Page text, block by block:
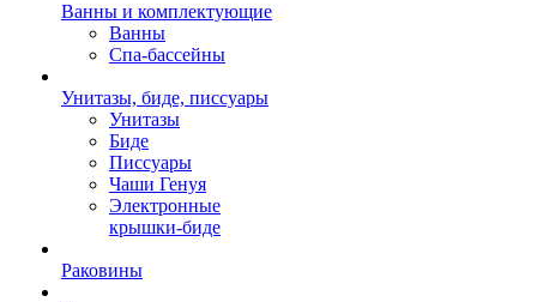
Ванны и комплектующие
Ванны
Спа-бассейны
Унитазы, биде, писсуары
Унитазы
Биде
Писсуары
Чаши Генуя
Электронные
крышки-биде
Раковины